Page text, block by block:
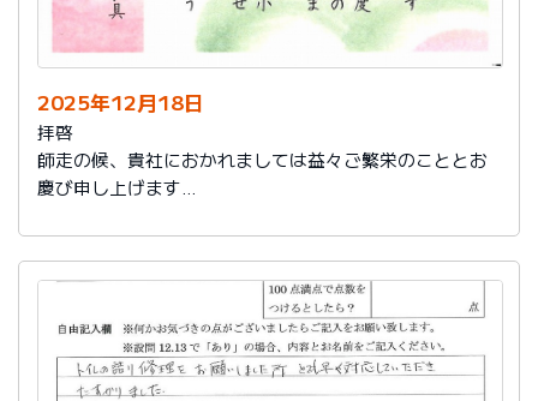
2025年12月18日
拝啓
師走の候、貴社におかれましては益々ご繁栄のこととお
慶び申し上げます
ざいました。
また、本日は心のこもったお葉書を受け取りました。ご
縁があり、この度の拙宅のリフォームを御社様にお願い
し、中田様、渡辺様をはじめ皆様のおかげをもちまし
て、毎日快適に暮らしております。ありがとうございま
した。